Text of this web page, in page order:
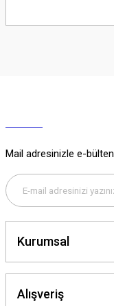
Mail adresinizle e-
Kurumsal
Alışveriş